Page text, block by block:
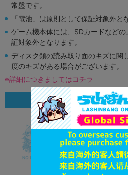
常盤です。
「電池」は原則として保証対象外と
ゲーム機本体には、SDカードなど
証対象外となります。
ディスク類の読み取り面のキズに関
度のキズがある場合がございます。
※詳細につきましてはコチラ
状態違いの同
状態 :A
オンライン
品切状態 990円 税込